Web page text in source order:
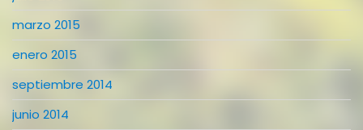
marzo 2015
enero 2015
septiembre 2014
junio 2014